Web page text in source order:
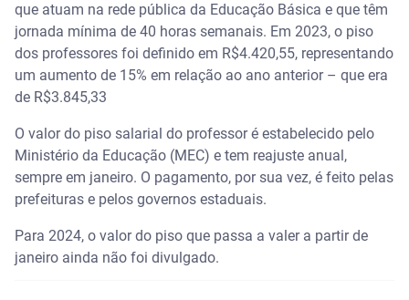
que atuam na rede pública da Educação Básica e que têm
jornada mínima de 40 horas semanais. Em 2023, o piso
dos professores foi definido em R$4.420,55, representando
um aumento de 15% em relação ao ano anterior – que era
de R$3.845,33
O valor do piso salarial do professor é estabelecido pelo
Ministério da Educação (MEC) e tem reajuste anual,
sempre em janeiro. O pagamento, por sua vez, é feito pelas
prefeituras e pelos governos estaduais.
Para 2024, o valor do piso que passa a valer a partir de
janeiro ainda não foi divulgado.